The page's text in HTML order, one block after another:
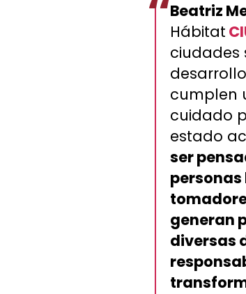
Beatriz
Hábitat
ciudades
cumplen
cuidado
estado
ser
personas
generan
diversas